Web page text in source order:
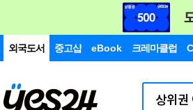
외국도서 중고샵 eBook 크레마클럽